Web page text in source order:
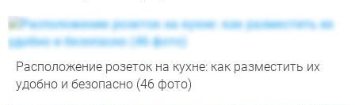
Расположение розеток на кухне: как разместить их
удобно и безопасно (46 фото)